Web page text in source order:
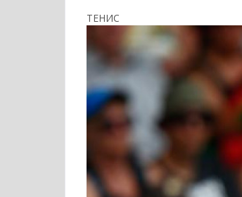
ТЕНИС